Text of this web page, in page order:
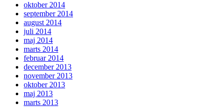
oktober 2014
september 2014
august 2014
juli 2014
maj 2014
marts 2014
februar 2014
december 2013
november 2013
oktober 2013
maj 2013
marts 2013